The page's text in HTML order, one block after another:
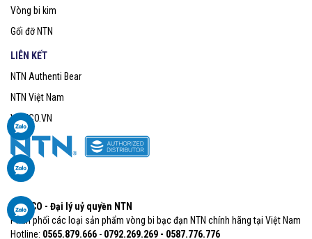
Vòng bi kim
Gối đỡ NTN
LIÊN KẾT
NTN Authenti Bear
NTN Việt Nam
VOBICO.VN
VOBICO - Đại lý uỷ quyền NTN
Phân phối các loại sản phẩm vòng bi bạc đạn NTN chính hãng tại Việt Nam
Hotline: 0565.879.666​ - 0792.269.269 - 0587.776.776